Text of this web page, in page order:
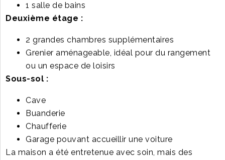
1 salle de bains
Deuxième étage :
2 grandes chambres supplémentaires
Grenier aménageable, idéal pour du rangement
ou un espace de loisirs
Sous-sol :
Cave
Buanderie
Chaufferie
Garage pouvant accueillir une voiture
La maison a été entretenue avec soin, mais des